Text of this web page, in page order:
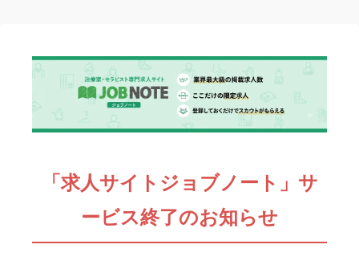
「求人サイトジョブノート」サ
ービス終了のお知らせ